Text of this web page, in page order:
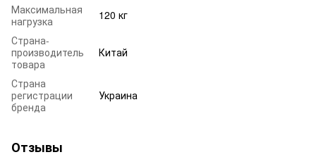
Максимальная
нагрузка
120 кг
Страна-
производитель
товара
Китай
Страна
регистрации
бренда
Украина
Отзывы